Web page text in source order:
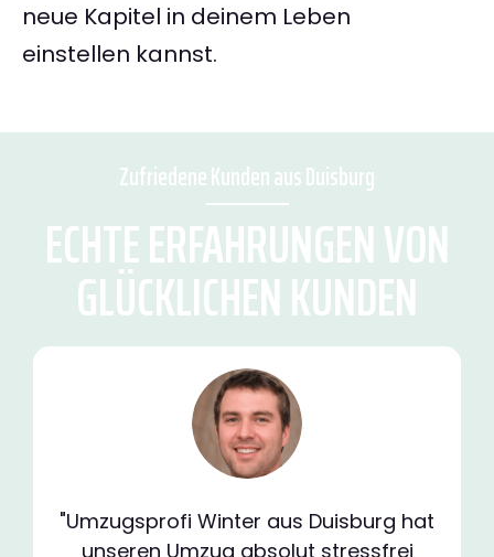
neue Kapitel in deinem Leben
einstellen kannst.
Zufriedene Kunden aus Duisburg
ECHTE ERFAHRUNGEN VON
GLÜCKLICHEN KUNDEN
"Umzugsprofi Winter aus Duisburg hat
unseren Umzug absolut stressfrei